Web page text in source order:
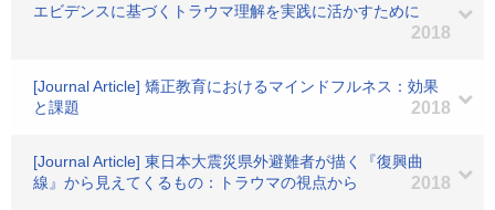
エビデンスに基づくトラウマ理解を実践に活かすために
2018
[Journal Article] 矯正教育におけるマインドフルネス：効果
と課題
2018
[Journal Article] 東日本大震災県外避難者が描く『復興曲
線』から見えてくるもの：トラウマの視点から
2018